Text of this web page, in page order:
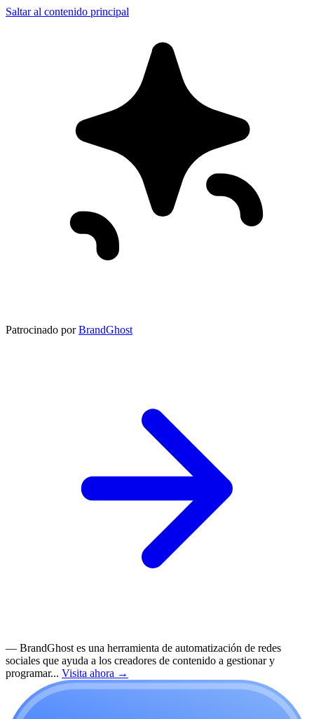
Saltar al contenido principal
Patrocinado por BrandGhost
— BrandGhost es una herramienta de automatización de redes
sociales que ayuda a los creadores de contenido a gestionar y
programar... Visita ahora →